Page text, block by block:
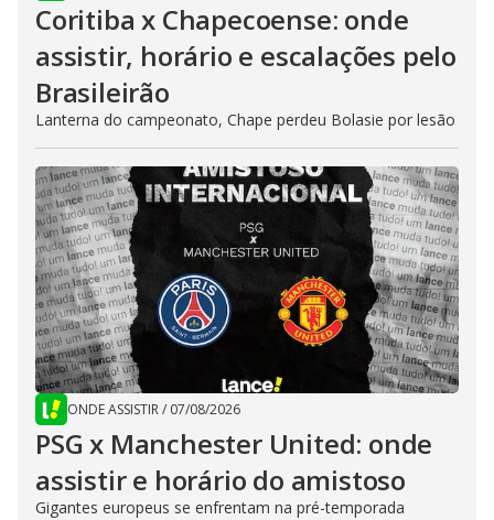
Coritiba x Chapecoense: onde
assistir, horário e escalações pelo
Brasileirão
Lanterna do campeonato, Chape perdeu Bolasie por lesão
ONDE ASSISTIR/ 07/08/2026
PSG x Manchester United: onde
assistir e horário do amistoso
Gigantes europeus se enfrentam na pré-temporada